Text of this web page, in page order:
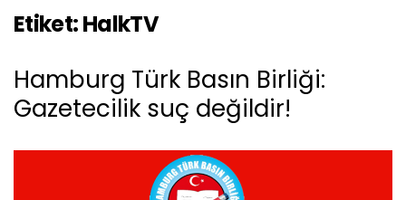
Etiket:HalkTV
Hamburg Türk Basın Birliği:
Gazetecilik suç değildir!